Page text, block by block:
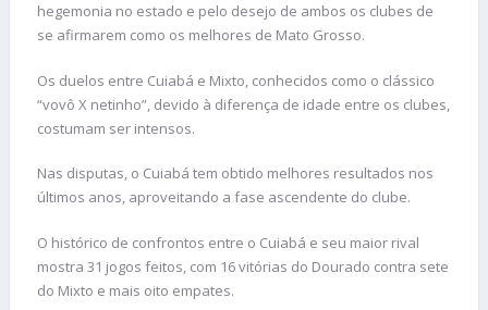
hegemonia no estado e pelo desejo de ambos os clubes de
se afirmarem como os melhores de Mato Grosso.
Os duelos entre Cuiabá e Mixto, conhecidos como o clássico
“vovô X netinho”, devido à diferença de idade entre os clubes,
costumam ser intensos.
Nas disputas, o Cuiabá tem obtido melhores resultados nos
últimos anos, aproveitando a fase ascendente do clube.
O histórico de confrontos entre o Cuiabá e seu maior rival
mostra 31 jogos feitos, com 16 vitórias do Dourado contra sete
do Mixto e mais oito empates.